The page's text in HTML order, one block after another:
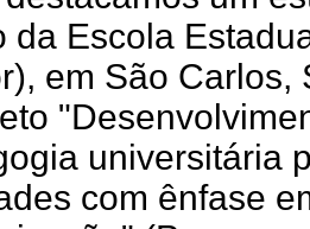
da Escola
em São Carlos,
universitária
com ênfase